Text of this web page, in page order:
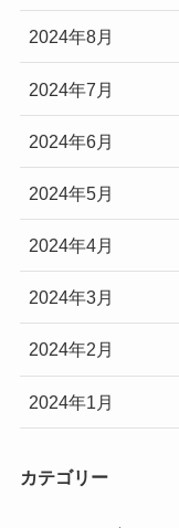
2024年8月
2024年7月
2024年6月
2024年5月
2024年4月
2024年3月
2024年2月
2024年1月
カテゴリー